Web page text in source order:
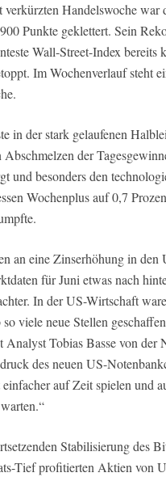
verkürzten Handelswoche war
Punkte geklettert. Sein
Wall-Street-Index bereits
Im Wochenverlauf steht
in der stark gelaufenen
Abschmelzen der
und besonders den
Wochenplus auf 0,7
an eine Zinserhöhung in den
für Juni etwas nach
In der US-Wirtschaft
viele neue Stellen
Analyst Tobias Basse von der
des neuen US-
auf Zeit spielen und
Stabilisierung des
Tief profitierten Aktien von